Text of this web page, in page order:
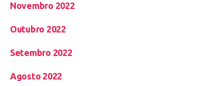
Novembro 2022
Outubro 2022
Setembro 2022
Agosto 2022